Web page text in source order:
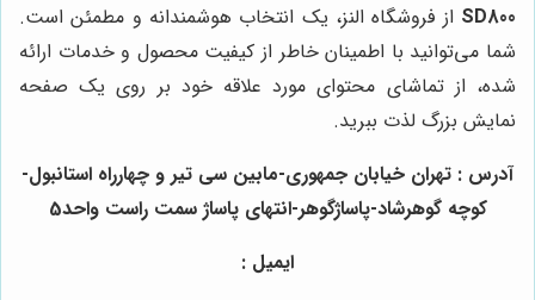
SD800 از فروشگاه النز، یک انتخاب هوشمندانه و مطمئن است.
شما می‌توانید با اطمینان خاطر از کیفیت محصول و خدمات ارائه
شده، از تماشای محتوای مورد علاقه خود بر روی یک صفحه
نمایش بزرگ لذت ببرید.
آدرس : تهران خیابان جمهوری-مابین سی تیر و چهارراه استانبول-
کوچه گوهرشاد-پاساژگوهر-انتهای پاساژ سمت راست واحد5
ایمیل :